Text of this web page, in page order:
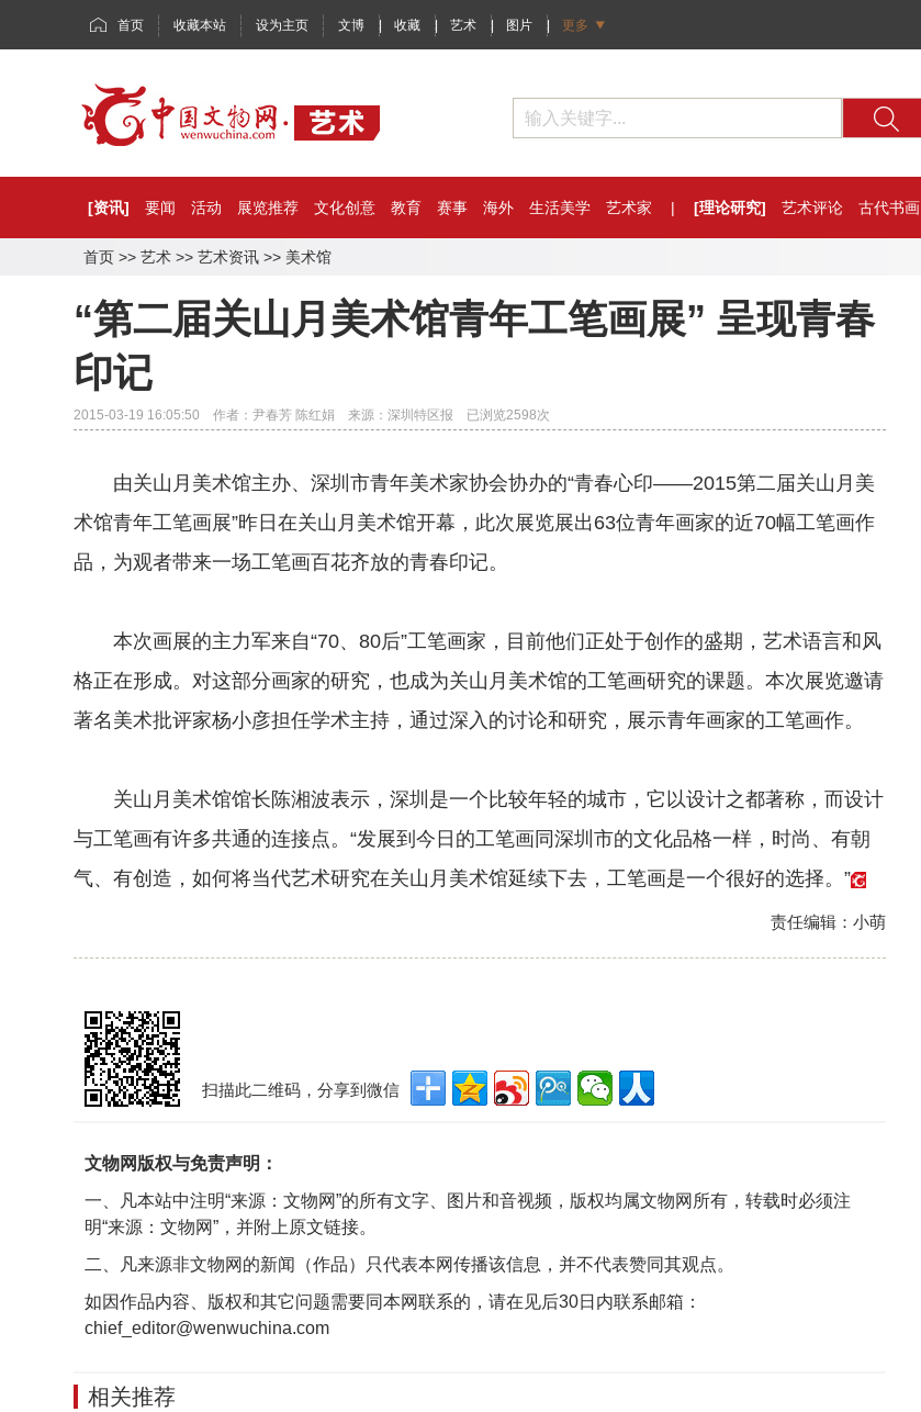
首页 收藏本站 设为主页 文博 | 收藏 | 艺术 | 图片 | 更多
[资讯] 要闻 活动 展览推荐 文化创意 教育 赛事 海外 生活美学 艺术家 | [理论研究] 艺术评论 古代书画
首页 >> 艺术 >> 艺术资讯 >> 美术馆
“第二届关山月美术馆青年工笔画展” 呈现青春
印记
2015-03-19 16:05:50 作者：尹春芳 陈红娟 来源：深圳特区报 已浏览2598次
由关山月美术馆主办、深圳市青年美术家协会协办的“青春心印——2015第二届关山月美
术馆青年工笔画展”昨日在关山月美术馆开幕，此次展览展出63位青年画家的近70幅工笔画作
品，为观者带来一场工笔画百花齐放的青春印记。
本次画展的主力军来自“70、80后”工笔画家，目前他们正处于创作的盛期，艺术语言和风
格正在形成。对这部分画家的研究，也成为关山月美术馆的工笔画研究的课题。本次展览邀请
著名美术批评家杨小彦担任学术主持，通过深入的讨论和研究，展示青年画家的工笔画作。
关山月美术馆馆长陈湘波表示，深圳是一个比较年轻的城市，它以设计之都著称，而设计
与工笔画有许多共通的连接点。“发展到今日的工笔画同深圳市的文化品格一样，时尚、有朝
气、有创造，如何将当代艺术研究在关山月美术馆延续下去，工笔画是一个很好的选择。”
责任编辑：小萌
扫描此二维码，分享到微信
文物网版权与免责声明：
一、凡本站中注明“来源：文物网”的所有文字、图片和音视频，版权均属文物网所有，转载时必须注
明“来源：文物网”，并附上原文链接。
二、凡来源非文物网的新闻（作品）只代表本网传播该信息，并不代表赞同其观点。
如因作品内容、版权和其它问题需要同本网联系的，请在见后30日内联系邮箱：
chief_editor@wenwuchina.com
相关推荐